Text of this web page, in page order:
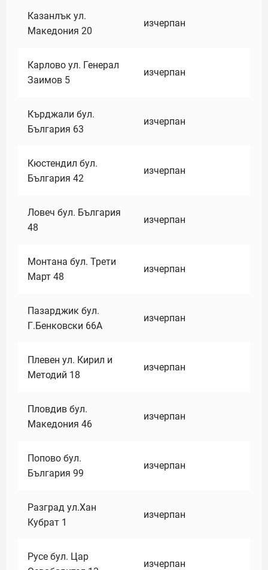
Казанлък ул.
Македония 20
изчерпан
Карлово ул. Генерал
Заимов 5
изчерпан
Кърджали бул.
България 63
изчерпан
Кюстендил бул.
България 42
изчерпан
Ловеч бул. България
48
изчерпан
Монтана бул. Трети
Март 48
изчерпан
Пазарджик бул.
Г.Бенковски 66А
изчерпан
Плевен ул. Кирил и
Методий 18
изчерпан
Пловдив бул.
Македония 46
изчерпан
Попово бул.
България 99
изчерпан
Разград ул.Хан
Кубрат 1
изчерпан
Русе бул. Цар
изчерпан